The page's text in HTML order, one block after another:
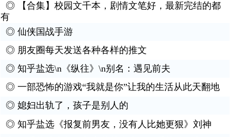
◎
【合集】校园文千本，剧情文笔好，最新完结的都
有
◎ 仙侠国战手游
◎ 朋友圈每天发送各种各样的推文
◎ 知乎盐选\n《纵往》\n别名：遇见前夫
◎ 一部恐怖的游戏“我就是你”让我的生活从此天翻地
◎ 媳妇出轨了，孩子是别人的
◎ 知乎盐选《报复前男友，没有人比她更狠》刘神